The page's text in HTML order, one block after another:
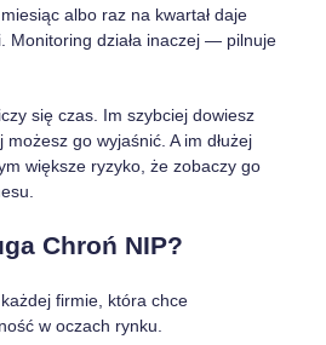
albo raz na kwartał daje
Monitoring działa inaczej — pilnuje
się czas. Im szybciej dowiesz
go wyjaśnić. A im dłużej
większe ryzyko, że zobaczy go
Chroń NIP?
firmie, która chce
w oczach rynku.